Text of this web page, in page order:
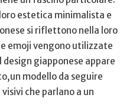
estetica ‍minimalista e​
si riflettono nella loro
⁣emoji vengono utilizzate
giapponese appare
modello da ‍seguire
che parlano a ⁢un